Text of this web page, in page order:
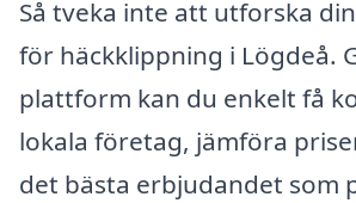
Så tveka inte att utforska
för häckklippning i Lögdeå.
plattform kan du enkelt få
lokala företag, jämföra
det bästa erbjudandet som